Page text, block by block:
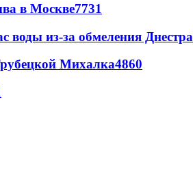
в Москве7731
воды из-за обмеления Днестра
Михалка4860